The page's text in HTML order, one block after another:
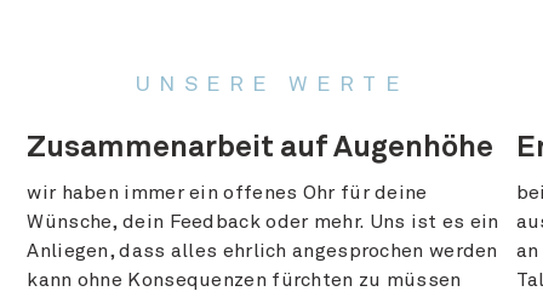
UNSERE WERTE
Zusammenarbeit auf Augenhöhe
wir haben immer ein offenes Ohr für deine
Wünsche, dein Feedback oder mehr. Uns ist es ein
Anliegen, dass alles ehrlich angesprochen werden
kann ohne Konsequenzen fürchten zu müssen